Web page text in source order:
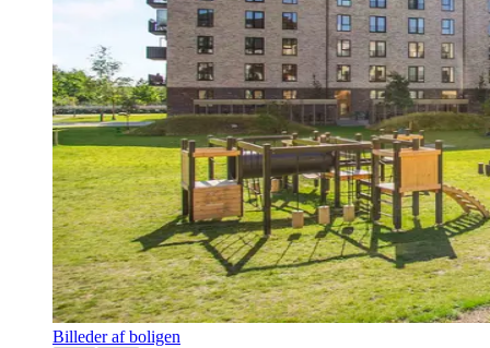
Billeder af boligen